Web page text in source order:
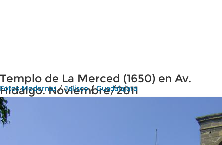
Templo de La Merced (1650) en Av.
Hidalgo. Noviembre/2011
Fotos Modernas/Jalisco/Guadalajara